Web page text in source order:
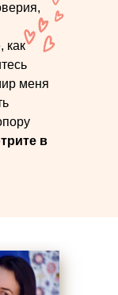
как
меня
в